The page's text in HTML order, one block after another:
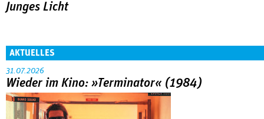
Junges Licht
AKTUELLES
31.07.2026
Wieder im Kino: »Terminator« (1984)